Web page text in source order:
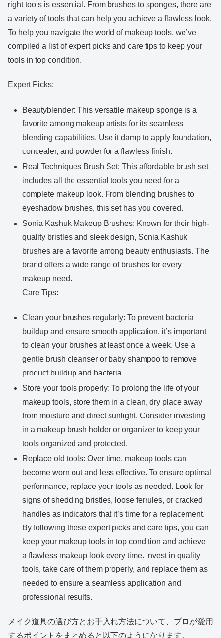
right tools is essential. From brushes to sponges, there are
a variety of tools that can help you achieve a flawless look.
To help you navigate the world of makeup tools, we’ve
compiled a list of expert picks and care tips to keep your
tools in top condition.
Expert Picks:
Beautyblender: This versatile makeup sponge is a
favorite among makeup artists for its seamless
blending capabilities. Use it damp to apply foundation,
concealer, and powder for a flawless finish.
Real Techniques Brush Set: This affordable brush set
includes all the essential tools you need for a
complete makeup look. From blending brushes to
eyeshadow brushes, this set has you covered.
Sonia Kashuk Makeup Brushes: Known for their high-
quality bristles and sleek design, Sonia Kashuk
brushes are a favorite among beauty enthusiasts. The
brand offers a wide range of brushes for every
makeup need.
Care Tips:
Clean your brushes regularly: To prevent bacteria
buildup and ensure smooth application, it’s important
to clean your brushes at least once a week. Use a
gentle brush cleanser or baby shampoo to remove
product buildup and bacteria.
Store your tools properly: To prolong the life of your
makeup tools, store them in a clean, dry place away
from moisture and direct sunlight. Consider investing
in a makeup brush holder or organizer to keep your
tools organized and protected.
Replace old tools: Over time, makeup tools can
become worn out and less effective. To ensure optimal
performance, replace your tools as needed. Look for
signs of shedding bristles, loose ferrules, or cracked
handles as indicators that it’s time for a replacement.
By following these expert picks and care tips, you can
keep your makeup tools in top condition and achieve
a flawless makeup look every time. Invest in quality
tools, take care of them properly, and replace them as
needed to ensure a seamless application and
professional results.
メイク道具の選び方とお手入れ方法について、プロが愛用
するポイントをまとめると以下のようになります。